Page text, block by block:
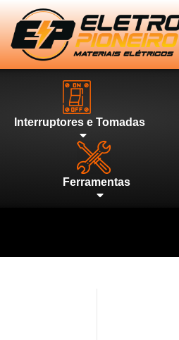
Interruptores e Tomadas
Ferramentas